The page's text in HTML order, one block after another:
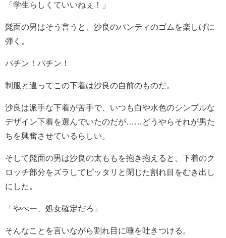
「学生らしくていいねぇ！」
髭面の男はそう言うと、沙良のパンティのゴムを楽しげに
弾く。
パチン！パチン！
制服と違ってこの下着は沙良の自前のものだ。
沙良は派手な下着が苦手で、いつも白や水色のシンプルな
デザイン下着を選んでいたのだが……どうやらそれが男た
ちを興奮させているらしい。
そして髭面の男は沙良の太ももを抱き抱えると、下着のク
ロッチ部分をズラしてピッタリと閉じた割れ目をむき出し
にした。
「やべー、処女確定だろ」
そんなことを言いながら割れ目に唾を吐きつける。